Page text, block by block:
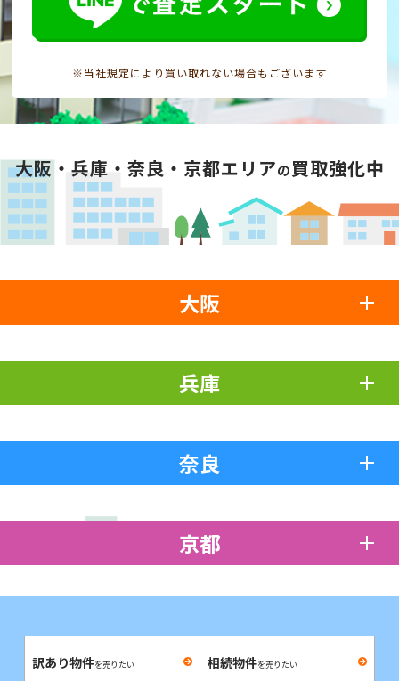
※当社規定により買い取れない場合もございます
大阪・兵庫・奈良・京都エリアの買取強化中
大阪
兵庫
奈良
京都
訳あり物件を売りたい 相続物件を売りたい